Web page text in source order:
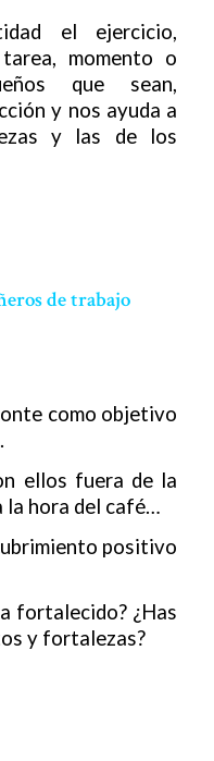
el ejercicio,
momento o
que sean,
y nos ayuda a
y las de los
de trabajo
como objetivo
ellos fuera de la
la hora del café…
positivo
fortalecido? ¿Has
y fortalezas?